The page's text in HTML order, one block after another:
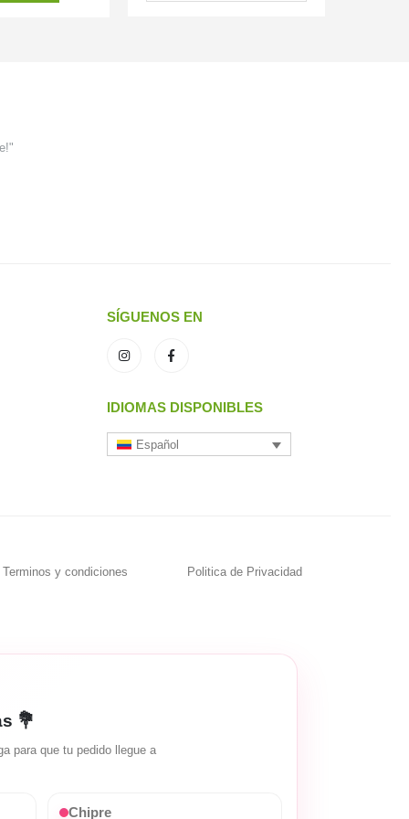
SÍGUENOS EN
IDIOMAS DISPONIBLES
Español
Terminos y condiciones Politica de Privacidad
💐
para que tu pedido llegue a
Chipre